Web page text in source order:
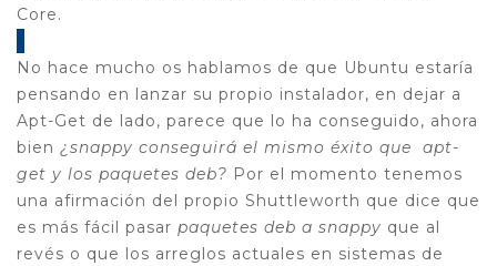
Core.
No hace mucho os hablamos de que Ubuntu estaría
pensando en lanzar su propio instalador, en dejar a
Apt-Get de lado, parece que lo ha conseguido, ahora
bien ¿snappy conseguirá el mismo éxito que apt-
get y los paquetes deb? Por el momento tenemos
una afirmación del propio Shuttleworth que dice que
es más fácil pasar paquetes deb a snappy que al
revés o que los arreglos actuales en sistemas de